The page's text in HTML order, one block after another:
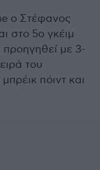
ο Στέφανος
στο 5ο γκέιμ
προηγηθεί με 3-
του
πόιντ και